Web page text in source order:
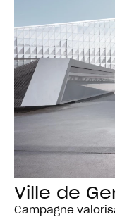
Ville de
Campagne